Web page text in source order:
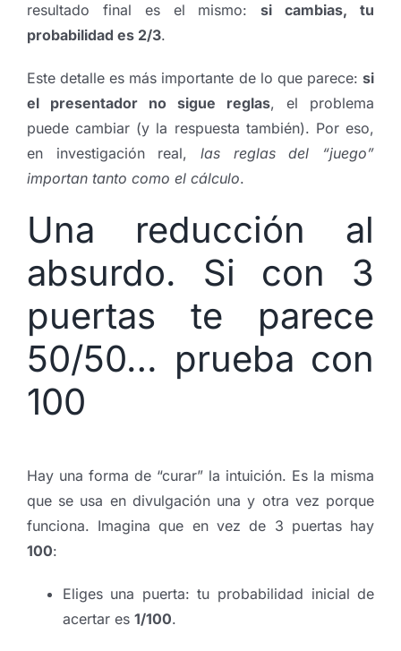
resultado final es el mismo:si cambias, tu
probabilidad es 2/3.
Este detalle es más importante de lo que parece:si
el presentador no sigue reglas, el problema
puede cambiar (y la respuesta también). Por eso,
en investigación real, las reglas del “juego”
importan tanto como el cálculo.
Una reducción al
absurdo. Si con 3
puertas te parece
50/50… prueba con
100
Hay una forma de “curar” la intuición. Es la misma
que se usa en divulgación una y otra vez porque
funciona. Imagina que en vez de 3 puertas hay
100:
Eliges una puerta: tu probabilidad inicial de
acertar es 1/100.